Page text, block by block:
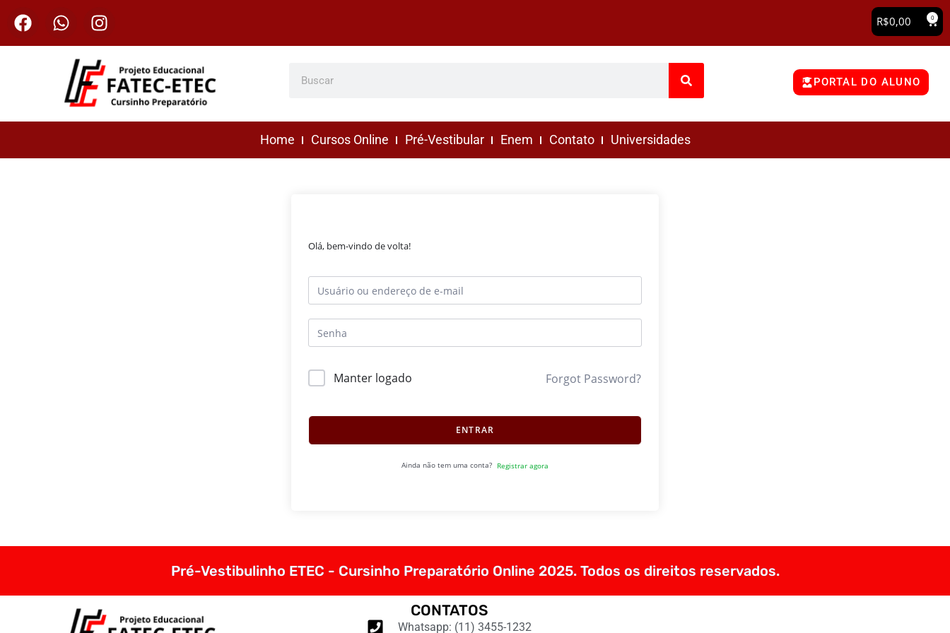
R$0,00 0
PORTAL DO ALUNO
Home Cursos Online Pré-Vestibular Enem Contato Universidades
Olá, bem-vindo de volta!
Manter logado Forgot Password?
ENTRAR
Ainda não tem uma conta? Registrar agora
Pré-Vestibulinho ETEC - Cursinho Preparatório Online 2025. Todos os direitos reservados.
CONTATOS
Whatsapp: (11) 3455-1232